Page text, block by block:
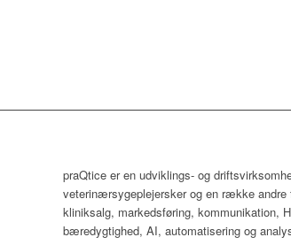
praQtice er en udviklings- og
veterinærsygeplejersker og en række andre
kliniksalg, markedsføring, kommunikation,
bæredygtighed, AI, automatisering og